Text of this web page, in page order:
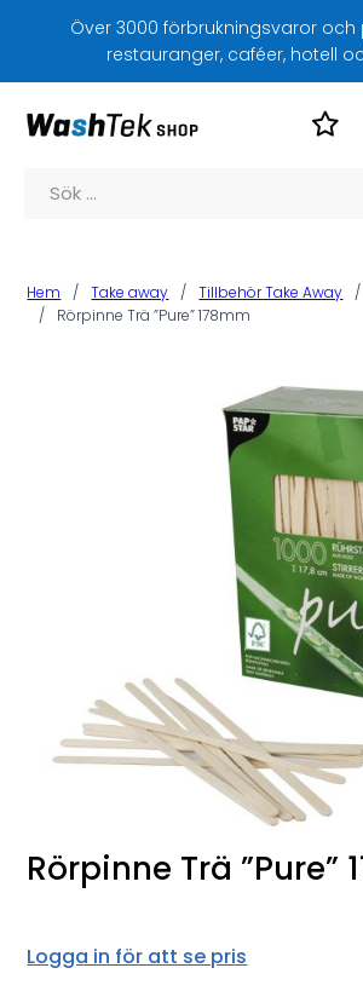
Över 3000 förbrukningsvaror
restauranger, caféer, hotell
Sök
Hem / Take away / Tillbehör Take Away /
/
Rörpinne Trä ”Pure” 178mm
Rörpinne Trä ”Pure”
Logga in för att se pris